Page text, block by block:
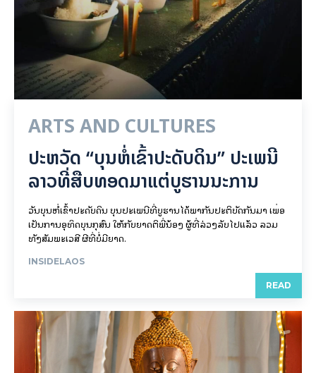
ARTS AND CULTURES
ປະຫວັດ “ບຸນຫໍ່ເຂົ້າປະດັບດິນ” ປະເພນີ
ລາວທີ່ສືບທອດມາແຕ່ບູຮານນະການ
ວັນບຸນຫໍ່ເຂົ້າປະດັບດິນ ບຸນປະເພນີທີ່ບູຮານໄດ້ພາກັນປະຕິບັດກັນມາ ເພື່ອ
ເປັນການອຸທິດບຸນກຸສົນ ໃຫ້ກັບຍາດຕິພີ່ນ້ອງ ຜູ້ທີ່ລ່ວງລັບໄປແລ້ວ ລວມ
ທັງສັມພະເວສີ ຜີທີ່ບໍ່ມີຍາດ.
INSIDELAOS
READ